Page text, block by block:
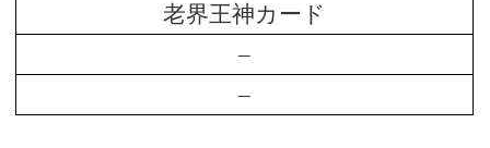
老界王神カード
–
–